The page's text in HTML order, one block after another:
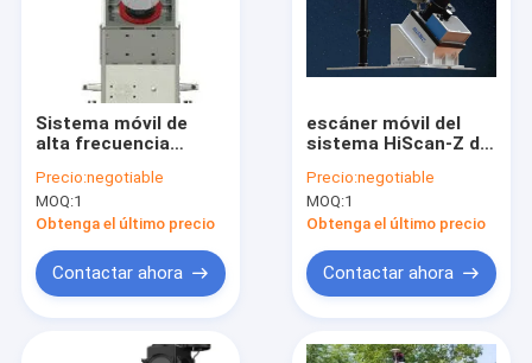
Sistema móvil de
alta frecuencia
3D con los 30M
Pixels Panoramic
Camera
Precio:negotiable
MOQ:1
Obtenga el último precio
Contactar ahora
escáner móvil del
sistema HiScan-Z de
LiDAR del 119m con
30MP Camera
Resolution
Precio:negotiable
MOQ:1
Obtenga el último precio
Contactar ahora